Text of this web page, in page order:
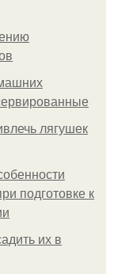
лягушек
подготовке к
их в